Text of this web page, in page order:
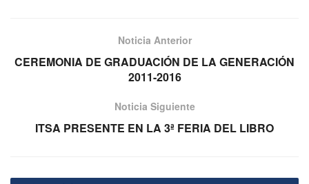
Noticia Anterior
CEREMONIA DE GRADUACIÓN DE LA GENERACIÓN
2011-2016
Noticia Siguiente
ITSA PRESENTE EN LA 3ª FERIA DEL LIBRO